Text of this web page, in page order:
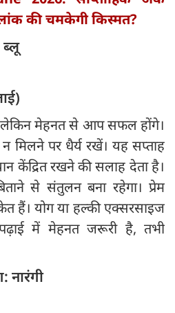
की चमकेगी किस्मत?
लेकिन मेहनत से आप सफल होंगे।
मिलने पर धैर्य रखें। यह सप्ताह
केंद्रित रखने की सलाह देता है।
से संतुलन बना रहेगा। प्रेम
योग या हल्की एक्सरसाइज
में मेहनत जरूरी है, तभी